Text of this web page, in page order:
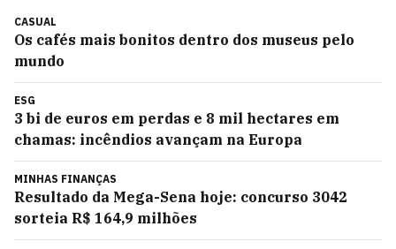
CASUAL
Os cafés mais bonitos dentro dos museus pelo
mundo
ESG
3 bi de euros em perdas e 8 mil hectares em
chamas: incêndios avançam na Europa
MINHAS FINANÇAS
Resultado da Mega-Sena hoje: concurso 3042
sorteia R$ 164,9 milhões